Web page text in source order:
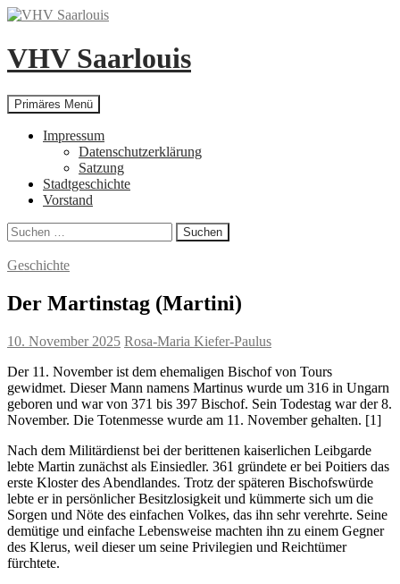
Zum
springen
VHV Saarlouis
Suchen
Primäres Menü
Impressum
Datenschutzerklärung
Satzung
Stadtgeschichte
Vorstand
Suchen
nach:
Geschichte
Der Martinstag (Martini)
10. November 2025 Rosa-Maria Kiefer-Paulus
Der 11. November ist dem ehemaligen Bischof von Tours
gewidmet. Dieser Mann namens Martinus wurde um 316 in Ungarn
geboren und war von 371 bis 397 Bischof. Sein Todestag war der 8.
November. Die Totenmesse wurde am 11. November gehalten. [1]
Nach dem Militärdienst bei der berittenen kaiserlichen Leibgarde
lebte Martin zunächst als Einsiedler. 361 gründete er bei Poitiers das
erste Kloster des Abendlandes. Trotz der späteren Bischofswürde
lebte er in persönlicher Besitzlosigkeit und kümmerte sich um die
Sorgen und Nöte des einfachen Volkes, das ihn sehr verehrte. Seine
demütige und einfache Lebensweise machten ihn zu einem Gegner
des Klerus, weil dieser um seine Privilegien und Reichtümer
fürchtete.